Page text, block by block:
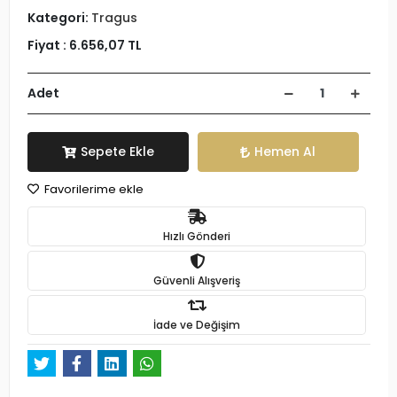
Kategori: Tragus
Fiyat : 6.656,07 TL
Adet
Sepete Ekle Hemen Al
Favorilerime ekle
Hızlı Gönderi
Güvenli Alışveriş
İade ve Değişim